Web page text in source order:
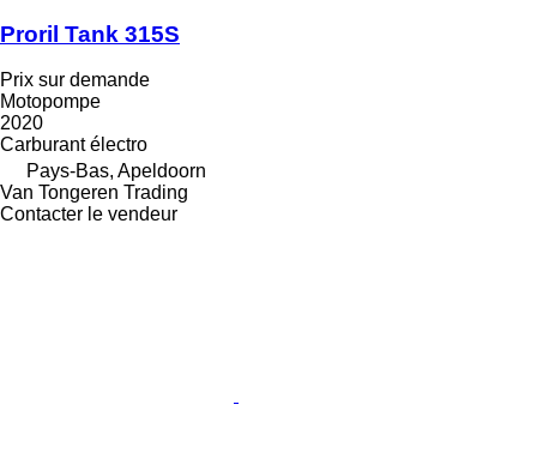
Proril Tank 315S
Prix sur demande
Motopompe
2020
Carburant électro
Pays-Bas, Apeldoorn
Van Tongeren Trading
Contacter le vendeur